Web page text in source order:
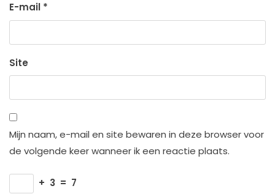
E-mail *
Site
Mijn naam, e-mail en site bewaren in deze browser voor
de volgende keer wanneer ik een reactie plaats.
+ 3 = 7